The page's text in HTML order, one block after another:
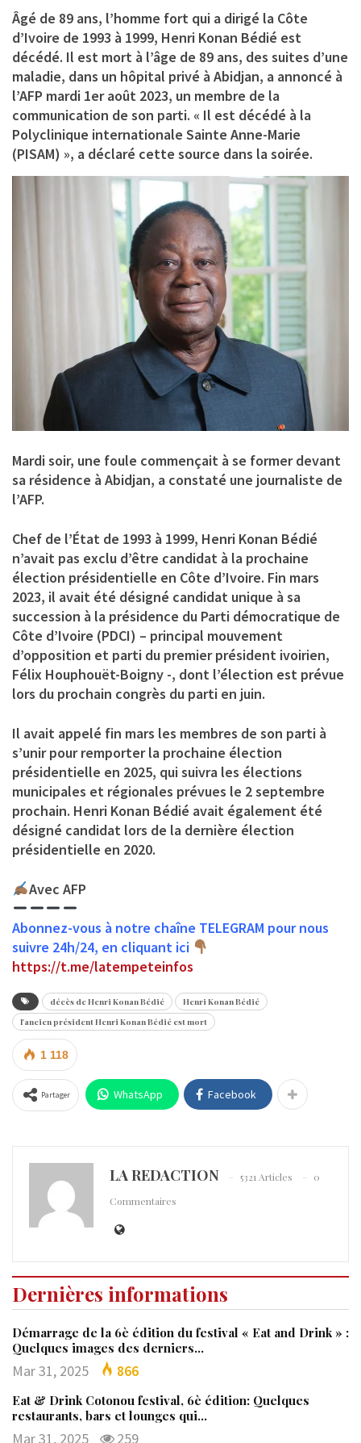
Âgé de 89 ans, l’homme fort qui a dirigé la Côte
d’Ivoire de 1993 à 1999, Henri Konan Bédié est
décédé. Il est mort à l’âge de 89 ans, des suites d’une
maladie, dans un hôpital privé à Abidjan, a annoncé à
l’AFP mardi 1er août 2023, un membre de la
communication de son parti. « Il est décédé à la
Polyclinique internationale Sainte Anne-Marie
(PISAM) », a déclaré cette source dans la soirée.
Mardi soir, une foule commençait à se former devant
sa résidence à Abidjan, a constaté une journaliste de
l’AFP.
Chef de l’État de 1993 à 1999, Henri Konan Bédié
n’avait pas exclu d’être candidat à la prochaine
élection présidentielle en Côte d’Ivoire. Fin mars
2023, il avait été désigné candidat unique à sa
succession à la présidence du Parti démocratique de
Côte d’Ivoire (PDCI) – principal mouvement
d’opposition et parti du premier président ivoirien,
Félix Houphouët-Boigny -, dont l’élection est prévue
lors du prochain congrès du parti en juin.
Il avait appelé fin mars les membres de son parti à
s’unir pour remporter la prochaine élection
présidentielle en 2025, qui suivra les élections
municipales et régionales prévues le 2 septembre
prochain. Henri Konan Bédié avait également été
désigné candidat lors de la dernière élection
présidentielle en 2020.
Avec AFP
Abonnez-vous à notre chaîne TELEGRAM pour nous
suivre 24h/24, en cliquant ici
https://t.me/latempeteinfos
décès de Henri Konan Bédié
Henri Konan Bédié
l'ancien président Henri Konan Bédié est mort
1 118
Partager WhatsApp Facebook
LA REDACTION 5321 Articles
0
Commentaires
Dernières informations
Démarrage de la 6è édition du festival « Eat and Drink » :
Quelques images des derniers…
Mar 31, 2025 866
Eat & Drink Cotonou festival, 6è édition: Quelques
restaurants, bars et lounges qui…
Mar 31, 2025 259